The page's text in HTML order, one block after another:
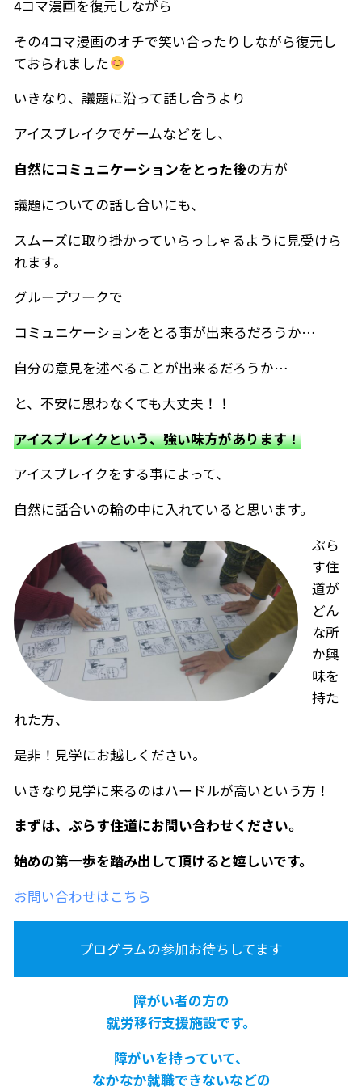
4コマ漫画を復元しながら
その4コマ漫画のオチで笑い合ったりしながら復元し
ておられました
いきなり、議題に沿って話し合うより
アイスブレイクでゲームなどをし、
自然にコミュニケーションをとった後の方が
議題についての話し合いにも、
スムーズに取り掛かっていらっしゃるように見受けら
れます。
グループワークで
コミュニケーションをとる事が出来るだろうか…
自分の意見を述べることが出来るだろうか…
と、不安に思わなくても大丈夫！！
アイスブレイクという、強い味方があります！
アイスブレイクをする事によって、
自然に話合いの輪の中に入れていると思います。
ぷら
す住
道が
どん
な所
か興
味を
持た
れた方、
是非！見学にお越しください。
いきなり見学に来るのはハードルが高いという方！
まずは、ぷらす住道にお問い合わせください。
始めの第一歩を踏み出して頂けると嬉しいです。
お問い合わせはこちら
プログラムの参加お待ちしてます
障がい者の方の
就労移行支援施設です。
障がいを持っていて、
なかなか就職できないなどの